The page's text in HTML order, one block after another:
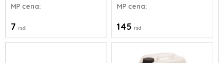
MP cena:
7rsd
MPcena:
145 rsd